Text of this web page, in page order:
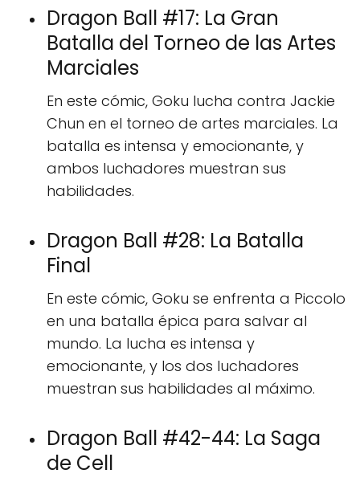
Dragon Ball #17: La Gran
Batalla del Torneo de las Artes
Marciales
En este cómic, Goku lucha contra Jackie
Chun en el torneo de artes marciales. La
batalla es intensa y emocionante, y
ambos luchadores muestran sus
habilidades.
Dragon Ball #28: La Batalla
Final
En este cómic, Goku se enfrenta a Piccolo
en una batalla épica para salvar al
mundo. La lucha es intensa y
emocionante, y los dos luchadores
muestran sus habilidades al máximo.
Dragon Ball #42-44: La Saga
de Cell